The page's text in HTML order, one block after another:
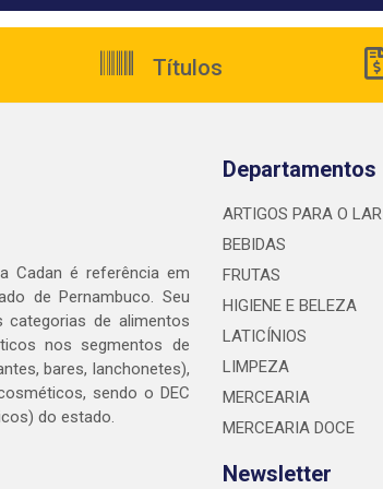
Títulos
Cadan é referência em
de Pernambuco. Seu
de alimentos
nos segmentos de
bares, lanchonetes),
sendo o DEC
do estado.
Departamentos
ARTIGOS PARA O LAR
BEBIDAS
FRUTAS
HIGIENE E BELEZA
LATICÍNIOS
LIMPEZA
MERCEARIA
MERCEARIA DOCE
Newsletter